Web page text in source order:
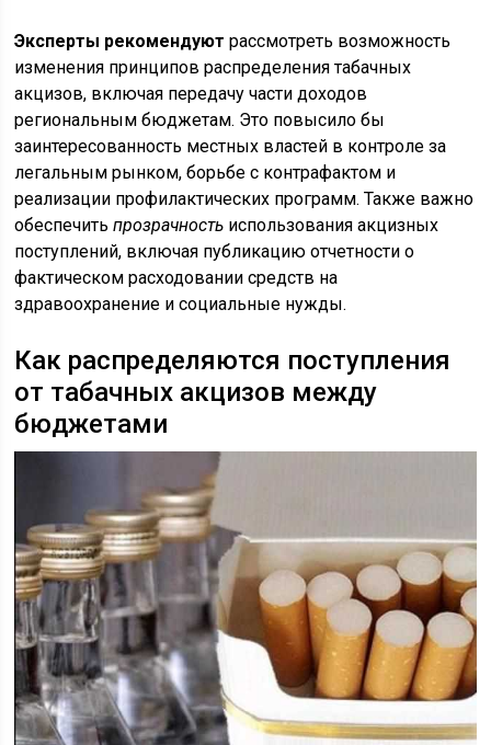
Эксперты рекомендуют рассмотреть возможность
изменения принципов распределения табачных
акцизов, включая передачу части доходов
региональным бюджетам. Это повысило бы
заинтересованность местных властей в контроле за
легальным рынком, борьбе с контрафактом и
реализации профилактических программ. Также важно
обеспечитьпрозрачность использования акцизных
поступлений, включая публикацию отчетности о
фактическом расходовании средств на
здравоохранение и социальные нужды.
Как распределяются поступления
от табачных акцизов между
бюджетами